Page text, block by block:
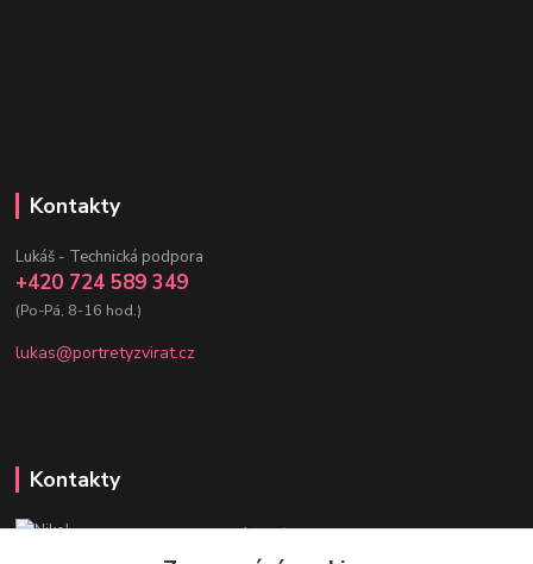
Kontakty
Lukáš - Technická podpora
+420 724 589 349
(Po-Pá, 8-16 hod.)
lukas@portretyzvirat.cz
Kontakty
Nikol - Srdce Portrétů zvířat